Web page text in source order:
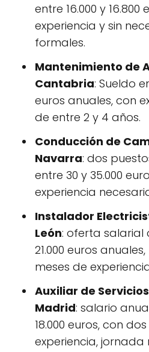
entre 16.000 y
experiencia y sin
formales.
Mantenimiento de
Cantabria: Sueldo
euros anuales, con
de entre 2 y 4 años.
Conducción de
Navarra: dos
entre 30 y 35.000
experiencia
Instalador
León: oferta salarial
21.000 euros
meses de
Auxiliar de
Madrid: salario
18.000 euros, con
experiencia, jornada